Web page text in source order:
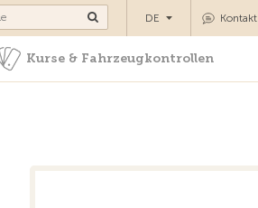
Kurse & Fahrzeugkontrollen
Kontakt
DE
Kurse & Fahrzeugkontrollen